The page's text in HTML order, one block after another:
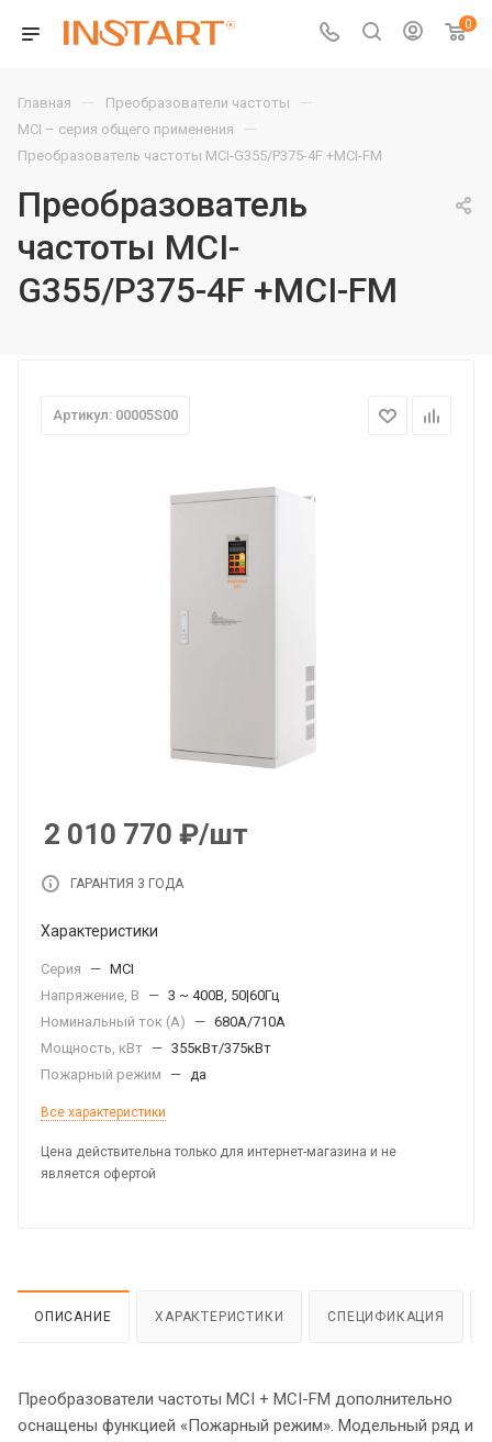
0
Главная — Преобразователи частоты —
MCI – серия общего применения —
Преобразователь частоты MCI-G355/P375-4F +MCI-FM
Преобразователь
частоты MCI-
G355/P375-4F +MCI-FM
Артикул: 00005S00
2 010 770 ₽/шт
ГАРАНТИЯ 3 ГОДА
Характеристики
Серия — MCI
Напряжение, В
— 3 ~ 400В, 50|60Гц
Номинальный ток (А)
— 680А/710A
Мощность, кВт — 355кВт/375кВт
Пожарный режим
— да
Все характеристики
Цена действительна только для интернет-магазина и не
является офертой
ОПИСАНИЕ ХАРАКТЕРИСТИКИ СПЕЦИФИКАЦИЯ
Преобразователи частоты МCI + MCI-FM дополнительно
оснащены функцией «Пожарный режим». Модельный ряд и